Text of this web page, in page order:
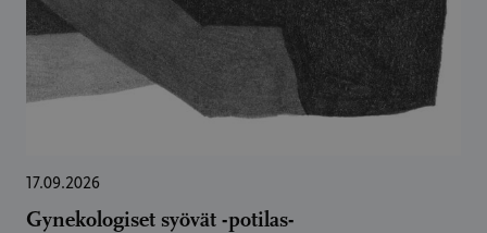
17.09.2026
Gynekologiset syövät -potilas-